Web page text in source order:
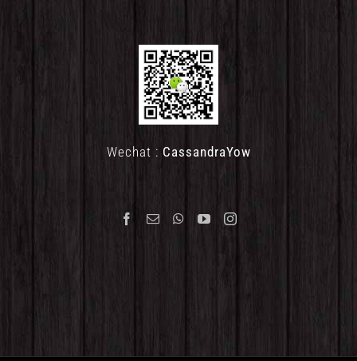
Wechat : CassandraYow